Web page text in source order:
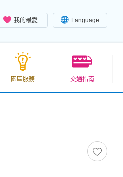
我的最愛 Language
園區服務 交通指南